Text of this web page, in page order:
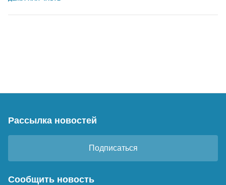
Рассылка новостей
Подписаться
Сообщить новость